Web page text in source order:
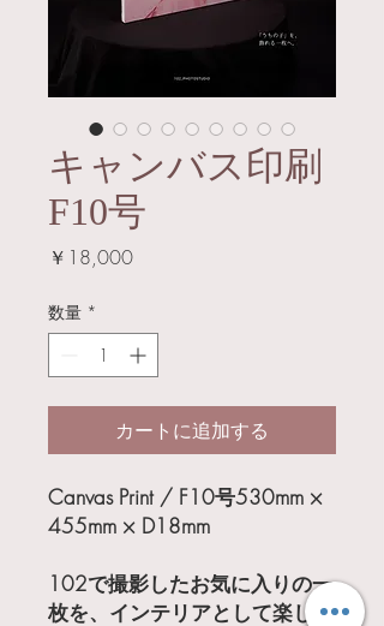
キャンバス印刷
F10号
￥18,000価
数量 *
カートに追加する
Canvas Print / F10号530mm ×
455mm × D18mm
102で撮影したお気に入りの一
枚を、インテリアとして楽しめ